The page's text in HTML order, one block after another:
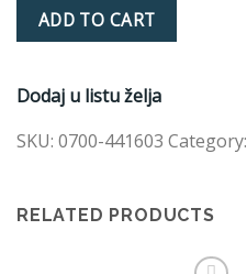
Metar
3m
stopom
quantity
ADD TO CART
Dodaj u listu želja
SKU: 0700-441603 Category:
RELATED PRODUCTS